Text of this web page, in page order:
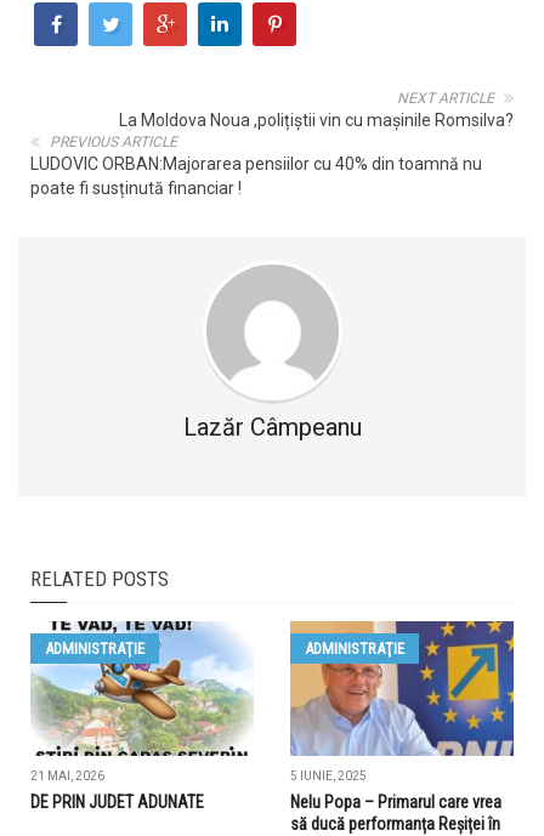
NEXT ARTICLE
La Moldova Noua ,polițiștii vin cu mașinile Romsilva?
PREVIOUS ARTICLE
LUDOVIC ORBAN:Majorarea pensiilor cu 40% din toamnă nu
poate fi susținută financiar !
Lazăr Câmpeanu
RELATED POSTS
ADMINISTRAŢIE
21 MAI, 2026
DE PRIN JUDET ADUNATE
ADMINISTRAŢIE
5 IUNIE, 2025
Nelu Popa – Primarul care vrea
să ducă performanța Reșiței în